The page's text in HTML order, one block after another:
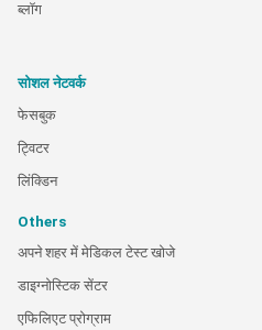
ब्लॉग
सोशल नेटवर्क
फेसबुक
ट्विटर
लिंक्डिन
Others
अपने शहर में मेडिकल टेस्ट खोजे
डाइग्नोस्टिक सेंटर
एफिलिएट प्रोग्राम